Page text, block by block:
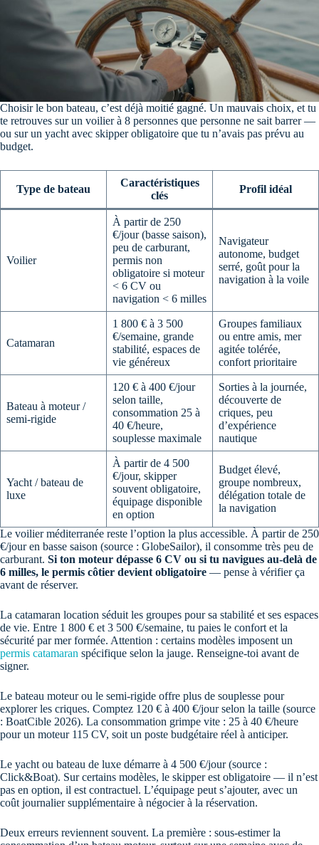
Choisir le bon bateau, c’est déjà moitié gagné. Un mauvais choix, et tu
te retrouves sur un voilier à 8 personnes que personne ne sait barrer —
ou sur un yacht avec skipper obligatoire que tu n’avais pas prévu au
budget.
Type de bateau
Caractéristiques
clés
Profil idéal
Voilier
À partir de 250
€/jour (basse saison),
peu de carburant,
permis non
obligatoire si moteur
< 6 CV ou
navigation < 6 milles
Navigateur
autonome, budget
serré, goût pour la
navigation à la voile
Catamaran
1 800 € à 3 500
€/semaine, grande
stabilité, espaces de
vie généreux
Groupes familiaux
ou entre amis, mer
agitée tolérée,
confort prioritaire
Bateau à moteur /
semi-rigide
120 € à 400 €/jour
selon taille,
consommation 25 à
40 €/heure,
souplesse maximale
Sorties à la journée,
découverte de
criques, peu
d’expérience
nautique
Yacht / bateau de
luxe
À partir de 4 500
€/jour, skipper
souvent obligatoire,
équipage disponible
en option
Budget élevé,
groupe nombreux,
délégation totale de
la navigation
Le voilier méditerranée reste l’option la plus accessible. À partir de 250
€/jour en basse saison (source : GlobeSailor), il consomme très peu de
carburant. Si ton moteur dépasse 6 CV ou si tu navigues au-delà de
6 milles, le permis côtier devient obligatoire — pense à vérifier ça
avant de réserver.
La catamaran location séduit les groupes pour sa stabilité et ses espaces
de vie. Entre 1 800 € et 3 500 €/semaine, tu paies le confort et la
sécurité par mer formée. Attention : certains modèles imposent un
permis catamaran spécifique selon la jauge. Renseigne-toi avant de
signer.
Le bateau moteur ou le semi-rigide offre plus de souplesse pour
explorer les criques. Comptez 120 € à 400 €/jour selon la taille (source
: BoatCible 2026). La consommation grimpe vite : 25 à 40 €/heure
pour un moteur 115 CV, soit un poste budgétaire réel à anticiper.
Le yacht ou bateau de luxe démarre à 4 500 €/jour (source :
Click&Boat). Sur certains modèles, le skipper est obligatoire — il n’est
pas en option, il est contractuel. L’équipage peut s’ajouter, avec un
coût journalier supplémentaire à négocier à la réservation.
Deux erreurs reviennent souvent. La première : sous-estimer la